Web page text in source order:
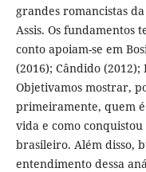
grandes romancistas
Assis. Os fundamentos
conto apoiam-se em
(2016); Cândido (2012);
Objetivamos mostrar,
primeiramente, quem é
vida e como
brasileiro. Além disso,
entendimento dessa